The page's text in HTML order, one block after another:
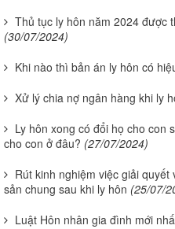
Thủ tục ly hôn năm 2024 được
(30/07/2024)
Khi nào thì bản án ly hôn có
Xử lý chia nợ ngân hàng khi ly
Ly hôn xong có đổi họ cho con
cho con ở đâu? (27/07/2024)
Rút kinh nghiệm việc giải
sản chung sau khi ly hôn (25/07/
Luật Hôn nhân gia đình mới